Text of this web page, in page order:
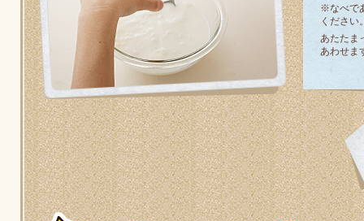
※なべで
ください
あたたま
あわせま